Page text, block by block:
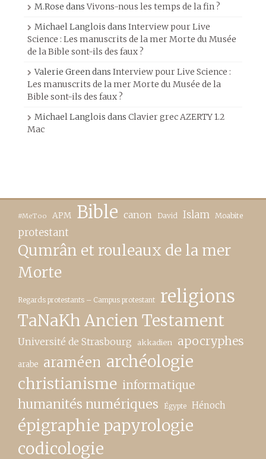
M.Rose dansVivons-nous les temps de la fin ?
Michael Langlois dans Interview pour Live
Science : Les manuscrits de la mer Morte du Musée
de la Bible sont-ils des faux ?
Valerie Greendans Interview pour Live Science :
Les manuscrits de la mer Morte du Musée de la
Bible sont-ils des faux ?
Michael Langlois dans Clavier grec AZERTY 1.2
Mac
#MeToo APM Bible canon David Islam Moabite
protestant
Qumrân et rouleaux de la mer
Morte
Regards protestants – Campus protestant religions
TaNaKh Ancien Testament
Université de Strasbourg akkadien apocryphes
arabe araméen archéologie
christianisme informatique
humanités numériques Égypte Hénoch
épigraphie papyrologie
codicologie